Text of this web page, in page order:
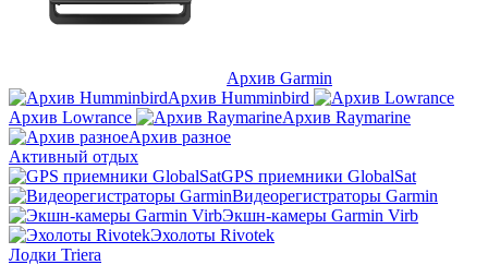
Архив Garmin
Архив Humminbird
Архив Lowrance
Архив Raymarine
Архив разное
Активный отдых
GPS приемники GlobalSat
Видеорегистраторы Garmin
Экшн-камеры Garmin Virb
Эхолоты Rivotek
Лодки Triera